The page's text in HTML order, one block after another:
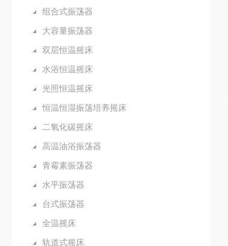
组合式振荡器
大容量振荡器
双层恒温摇床
水浴恒温摇床
光照恒温摇床
恒温恒湿振荡培养摇床
二氧化碳摇床
高温油浴振荡器
青霉素振荡器
水平振荡器
台式振荡器
全温摇床
轨道式摇床